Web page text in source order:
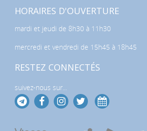
HORAIRES D'OUVERTURE
mardi et jeudi de 8h30 à 11h30
mercredi et vendredi de 15h45 à 18h45
RESTEZ CONNECTÉS
suivez-nous sur...